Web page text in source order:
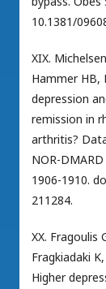
10.1381/
XIX.
Hammer HB,
depression
remission in
arthritis?
NOR-
1906-1910.
211284.
XX. Fragoulis
Fragkiadaki
Higher